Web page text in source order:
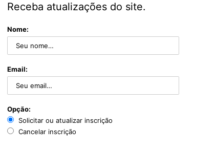
Receba atualizações do site.
Nome:
Email:
Opção:
Solicitar ou atualizar inscrição
Cancelar inscrição